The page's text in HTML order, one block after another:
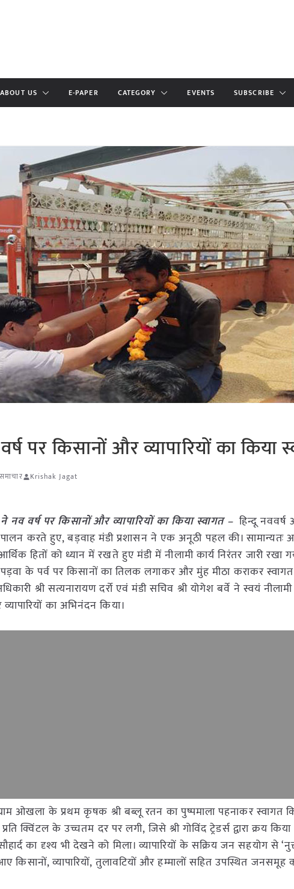
ABOUT US E-PAPER CATEGORY EVENTS SUBSCRIBE
पर किसानों और व्यापारियों का किया
Krishak Jagat
नव वर्ष पर किसानों और व्यापारियों का किया स्वागत –हिन्दू नववर्ष
करते हुए, बड़वाह मंडी प्रशासन ने एक अनूठी पहल की। सामान्यतः
हितों को ध्यान में रखते हुए मंडी में नीलामी कार्य निरंतर जारी रखा
के पर्व पर किसानों का तिलक लगाकर और मुंह मीठा कराकर
श्री सत्यनारायण दर्रो एवं मंडी सचिव श्री योगेश बर्वे ने स्वयं
का अभिनंदन किया।
ओखला के प्रथम कृषक श्री बब्लू रतन का पुष्पमाला पहनाकर स्वागत
के उच्चतम दर पर लगी, जिसे श्री गोविंद ट्रेडर्स द्वारा क्रय किया
का दृश्य भी देखने को मिला। व्यापारियों के सक्रिय जन सहयोग से
व्यापारियों, तुलावटियों और हम्मालों सहित उपस्थित जनसमूह